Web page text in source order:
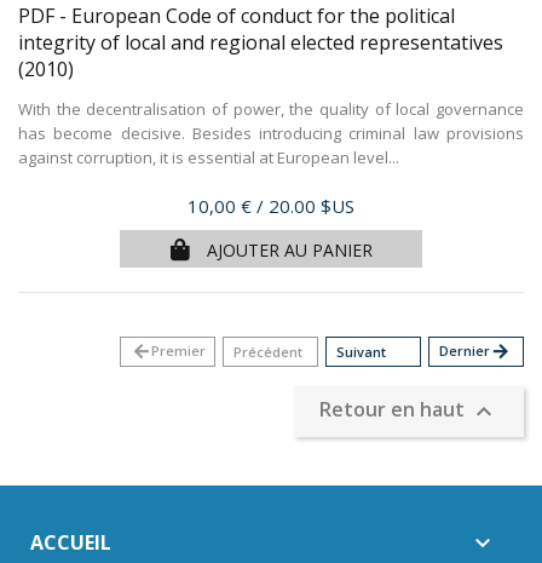
PDF - European Code of conduct for the political
integrity of local and regional elected representatives
(2010)
With the decentralisation of power, the quality of local governance
has become decisive. Besides introducing criminal law provisions
against corruption, it is essential at European level...
Prix
10,00 € / 20.00 $US
AJOUTER AU PANIER
arrow_backPremier Précédent Suivant Dernierarrow_forward
Retour en haut 
ACCUEIL 